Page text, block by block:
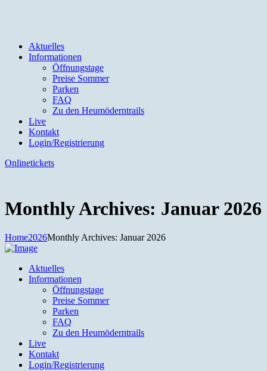
Aktuelles
Informationen
Öffnungstage
Preise Sommer
Parken
FAQ
Zu den Heumöderntrails
Live
Kontakt
Login/Registrierung
Onlinetickets
Monthly Archives: Januar 2026
Home2026Monthly Archives: Januar 2026
Aktuelles
Informationen
Öffnungstage
Preise Sommer
Parken
FAQ
Zu den Heumöderntrails
Live
Kontakt
Login/Registrierung